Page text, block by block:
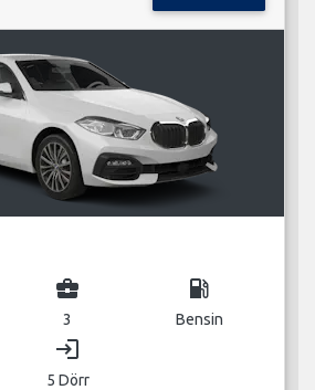
business_center
3
local_gas_station
Bensin
login
5 Dörr